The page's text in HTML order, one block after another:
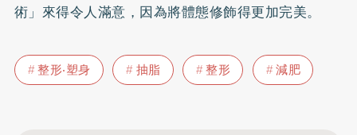
術」來得令人滿意，因為將體態修飾得更加完美。
整形‧塑身 抽脂 整形 減肥